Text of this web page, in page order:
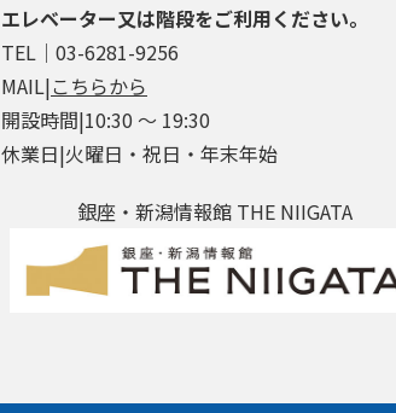
エレベーター又は階段をご利用ください。
TEL│03-6281-9256
MAIL|こちらから
開設時間|10:30 ～ 19:30
休業日|火曜日・祝日・年末年始
銀座・新潟情報館 THE NIIGATA